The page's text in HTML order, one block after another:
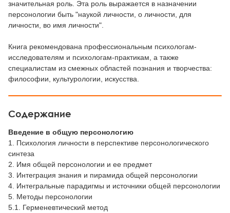
значительная роль. Эта роль выражается в назначении
персонологии быть "наукой личности, о личности, для
личности, во имя личности".
Книга рекомендована профессиональным психологам-
исследователям и психологам-практикам, а также
специалистам из смежных областей познания и творчества:
философии, культурологии, искусства.
Содержание
Введение в общую персонологию
1. Психология личности в перспективе персонологического
синтеза
2. Имя общей персонологии и ее предмет
3. Интеграция знания и пирамида общей персонологии
4. Интегральные парадигмы и источники общей персонологии
5. Методы персонологии
5.1. Герменевтический метод